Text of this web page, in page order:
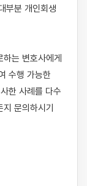
부분 개인회생
는 변호사에게
수행 가능한
한 사례를 다수
문의하시기